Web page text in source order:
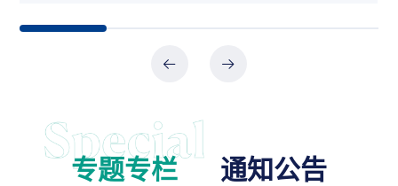
专题专栏 通知公告